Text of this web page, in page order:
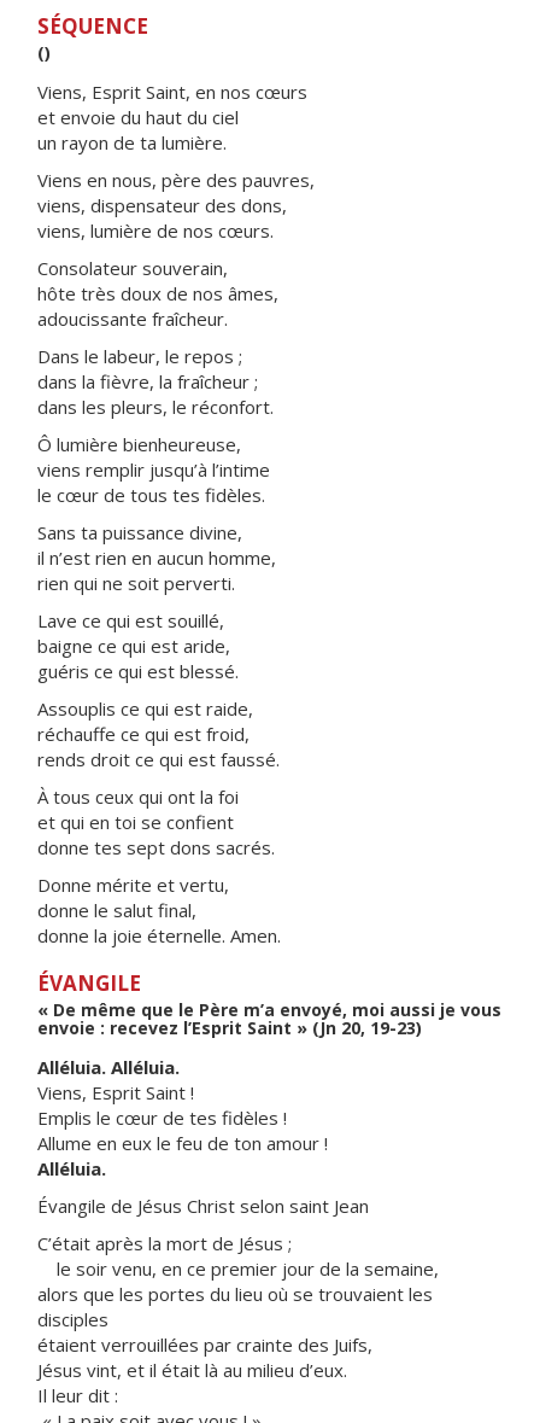
SÉQUENCE
()
Viens, Esprit Saint, en nos cœurs
et envoie du haut du ciel
un rayon de ta lumière.
Viens en nous, père des pauvres,
viens, dispensateur des dons,
viens, lumière de nos cœurs.
Consolateur souverain,
hôte très doux de nos âmes,
adoucissante fraîcheur.
Dans le labeur, le repos ;
dans la fièvre, la fraîcheur ;
dans les pleurs, le réconfort.
Ô lumière bienheureuse,
viens remplir jusqu’à l’intime
le cœur de tous tes fidèles.
Sans ta puissance divine,
il n’est rien en aucun homme,
rien qui ne soit perverti.
Lave ce qui est souillé,
baigne ce qui est aride,
guéris ce qui est blessé.
Assouplis ce qui est raide,
réchauffe ce qui est froid,
rends droit ce qui est faussé.
À tous ceux qui ont la foi
et qui en toi se confient
donne tes sept dons sacrés.
Donne mérite et vertu,
donne le salut final,
donne la joie éternelle. Amen.
ÉVANGILE
« De même que le Père m’a envoyé, moi aussi je vous
envoie : recevez l’Esprit Saint » (Jn 20, 19-23)
Alléluia. Alléluia.
Viens, Esprit Saint !
Emplis le cœur de tes fidèles !
Allume en eux le feu de ton amour !
Alléluia.
Évangile de Jésus Christ selon saint Jean
C’était après la mort de Jésus ;
le soir venu, en ce premier jour de la semaine,
alors que les portes du lieu où se trouvaient les
disciples
étaient verrouillées par crainte des Juifs,
Jésus vint, et il était là au milieu d’eux.
Il leur dit :